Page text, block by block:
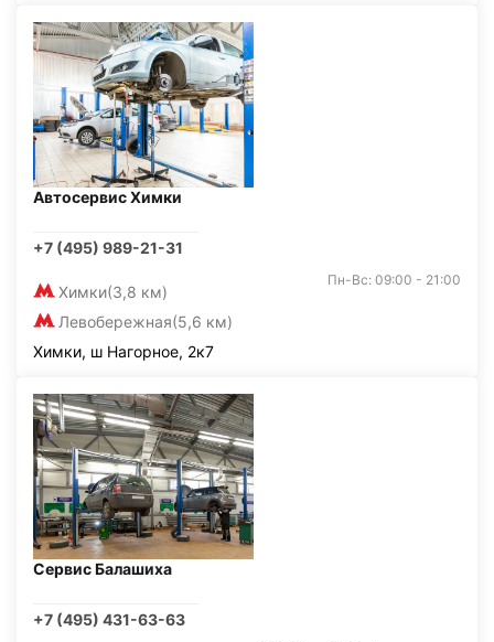
Автосервис Химки
+7 (495) 989-21-31
Химки(3,8 км)
Левобережная(5,6 км)
Пн-Вс: 09:00 - 21:00
Химки, ш Нагорное, 2к7
Сервис Балашиха
+7 (495) 431-63-63